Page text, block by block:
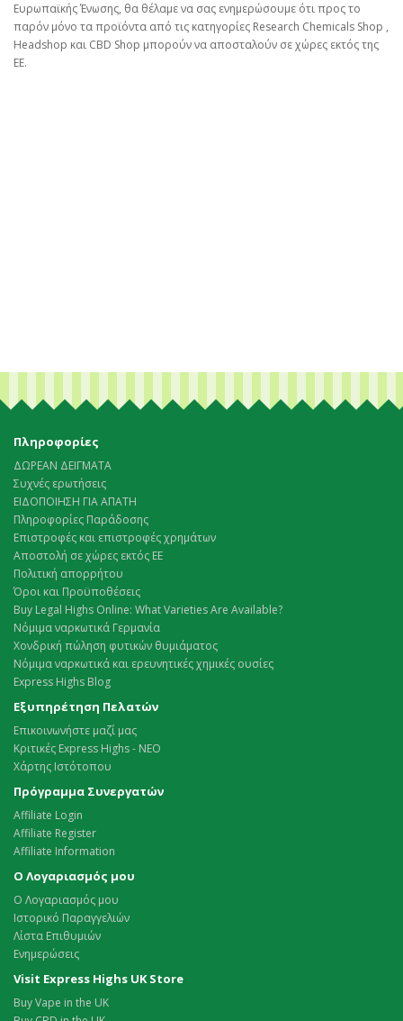
Ευρωπαϊκής Ένωσης, θα θέλαμε να σας ενημερώσουμε ότι προς το
παρόν μόνο τα προϊόντα από τις κατηγορίες Research Chemicals Shop ,
Headshop και CBD Shop μπορούν να αποσταλούν σε χώρες εκτός της
ΕΕ.
Πληροφορίες
ΔΩΡΕΑΝ ΔΕΙΓΜΑΤΑ
Συχνές ερωτήσεις
ΕΙΔΟΠΟΙΗΣΗ ΓΙΑ ΑΠΑΤΗ
Πληροφορίες Παράδοσης
Επιστροφές και επιστροφές χρημάτων
Αποστολή σε χώρες εκτός ΕΕ
Πολιτική απορρήτου
Όροι και Προϋποθέσεις
Buy Legal Highs Online: What Varieties Are Available?
Νόμιμα ναρκωτικά Γερμανία
Χονδρική πώληση φυτικών θυμιάματος
Νόμιμα ναρκωτικά και ερευνητικές χημικές ουσίες
Express Highs Blog
Εξυπηρέτηση Πελατών
Επικοινωνήστε μαζί μας
Κριτικές Express Highs - ΝΕΟ
Χάρτης Ιστότοπου
Πρόγραμμα Συνεργατών
Affiliate Login
Affiliate Register
Affiliate Information
Ο Λογαριασμός μου
Ο Λογαριασμός μου
Ιστορικό Παραγγελιών
Λίστα Επιθυμιών
Ενημερώσεις
Visit Express Highs UK Store
Buy Vape in the UK